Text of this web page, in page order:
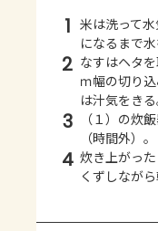
1 米は洗って
になるまで
2 なすはヘタ
ｍ幅の切り
は汁気をきる
3
（１）の炊
（時間外）。
4 炊き上がった
くずしながら